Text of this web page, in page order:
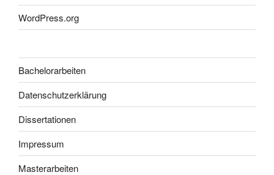
WordPress.org
Bachelorarbeiten
Datenschutzerklärung
Dissertationen
Impressum
Masterarbeiten